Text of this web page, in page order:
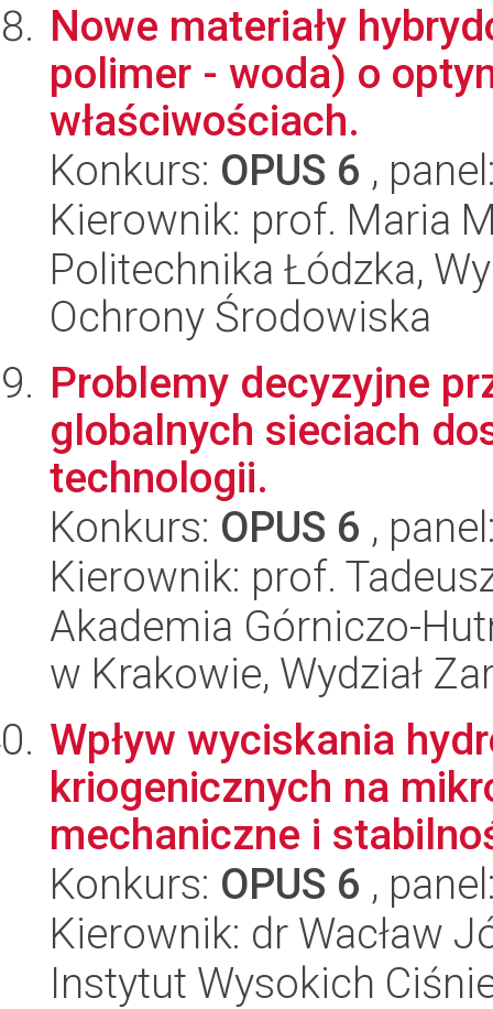
Nowe materiały
polimer - woda) o
właściwościach.
Konkurs: OPUS 6 ,
Kierownik: prof. Maria
Politechnika Łódzka,
Ochrony Środowiska
Problemy decyzyjne
globalnych sieciach
technologii.
Konkurs: OPUS 6 ,
Kierownik: prof.
Akademia Górniczo-
w Krakowie, Wydział
Wpływ wyciskania
kriogenicznych na
mechaniczne i
Konkurs: OPUS 6 ,
Kierownik: dr Wacław
Instytut Wysokich